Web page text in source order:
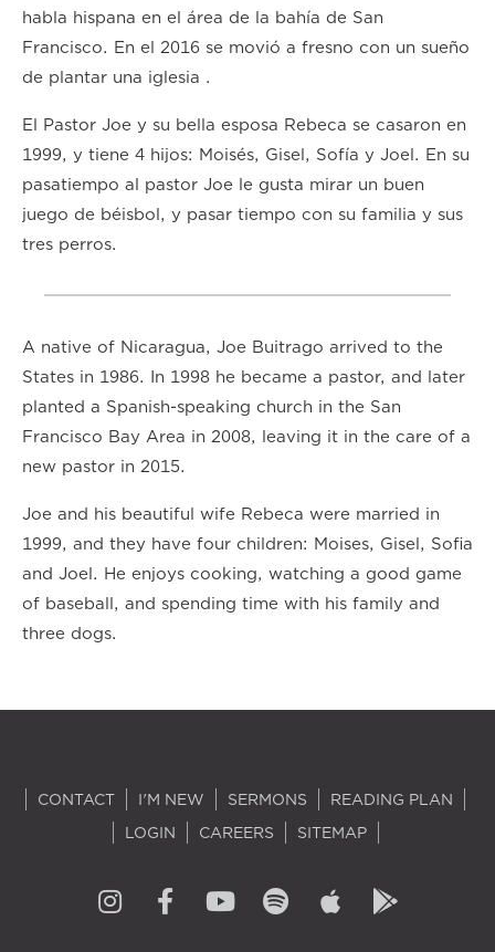
habla hispana en el área de la bahía de San
Francisco. En el 2016 se movió a fresno con un sueño
de plantar una iglesia .
El Pastor Joe y su bella esposa Rebeca se casaron en
1999, y tiene 4 hijos: Moisés, Gisel, Sofía y Joel. En su
pasatiempo al pastor Joe le gusta mirar un buen
juego de béisbol, y pasar tiempo con su familia y sus
tres perros.
A native of Nicaragua, Joe Buitrago arrived to the
States in 1986. In 1998 he became a pastor, and later
planted a Spanish-speaking church in the San
Francisco Bay Area in 2008, leaving it in the care of a
new pastor in 2015.
Joe and his beautiful wife Rebeca were married in
1999, and they have four children: Moises, Gisel, Sofia
and Joel. He enjoys cooking, watching a good game
of baseball, and spending time with his family and
three dogs.
CONTACT I'M NEW SERMONS
READING PLAN
LOGIN
CAREERS SITEMAP